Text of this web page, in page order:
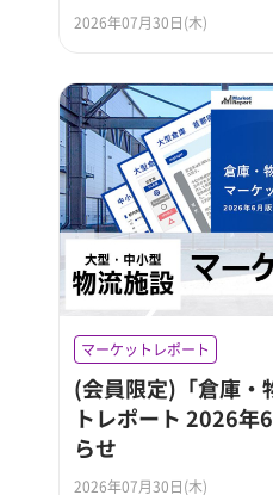
2026年07月30日(木)
マーケットレポート
(会員限定)「倉庫・
トレポート 2026年
らせ
2026年07月30日(木)